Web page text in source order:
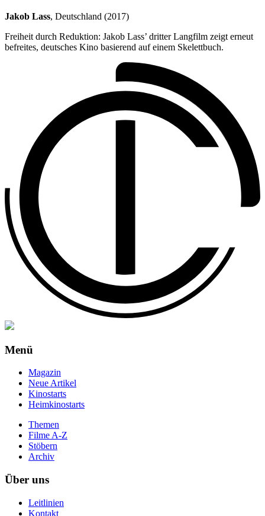
Jakob Lass, Deutschland (2017)
Freiheit durch Reduktion: Jakob Lass’ dritter Langfilm zeigt erneut
befreites, deutsches Kino basierend auf einem Skelettbuch.
Menü
Magazin
Neue Artikel
Kinostarts
Heimkinostarts
Themen
Filme A-Z
Stöbern
Archiv
Über uns
Leitlinien
Kontakt